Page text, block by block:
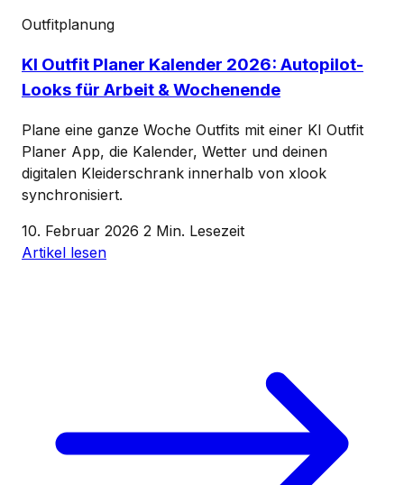
Outfitplanung
KI Outfit Planer Kalender 2026: Autopilot-
Looks für Arbeit & Wochenende
Plane eine ganze Woche Outfits mit einer KI Outfit
Planer App, die Kalender, Wetter und deinen
digitalen Kleiderschrank innerhalb von xlook
synchronisiert.
10. Februar 2026 2 Min. Lesezeit
Artikel lesen